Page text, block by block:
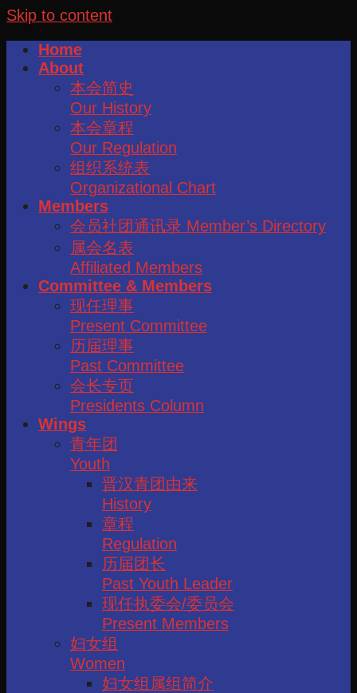
Skip to content
Home
About
本会简史
Our History
本会章程
Our Regulation
组织系统表
Organizational Chart
Members
会员社团通讯录 Member’s Directory
属会名表
Affiliated Members
Committee & Members
现任理事
Present Committee
历届理事
Past Committee
会长专页
Presidents Column
Wings
青年团
Youth
晋汉青团由来
History
章程
Regulation
历届团长
Past Youth Leader
现任执委会/委员会
Present Members
妇女组
Women
妇女组属组简介